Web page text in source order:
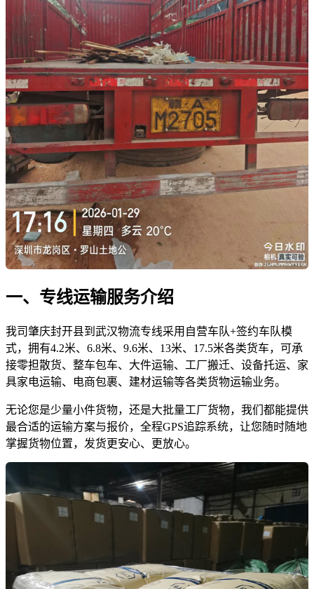
一、专线运输服务介绍
我司肇庆封开县到武汉物流专线采用自营车队+签约车队模
式，拥有4.2米、6.8米、9.6米、13米、17.5米各类货车，可承
接零担散货、整车包车、大件运输、工厂搬迁、设备托运、家
具家电运输、电商包裹、建材运输等各类货物运输业务。
无论您是少量小件货物，还是大批量工厂货物，我们都能提供
最合适的运输方案与报价，全程GPS追踪系统，让您随时随地
掌握货物位置，发货更安心、更放心。